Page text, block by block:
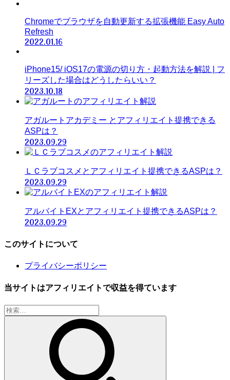
Chromeでブラウザを自動更新する拡張機能 Easy Auto
Refresh
2022.01.16
iPhone15/ iOS17の電源の切り方・起動方法を解説 | フ
リーズした場合はどうしたらいい？
2023.10.18
アガルートアカデミー とアフィリエイト提携できる
ASPは？
2023.09.29
ＬＣラブコスメとアフィリエイト提携できるASPは？
2023.09.29
アルバイトEXとアフィリエイト提携できるASPは？
2023.09.29
このサイトについて
プライバシーポリシー
当サイトはアフィリエイトで収益を得ています
検
索: